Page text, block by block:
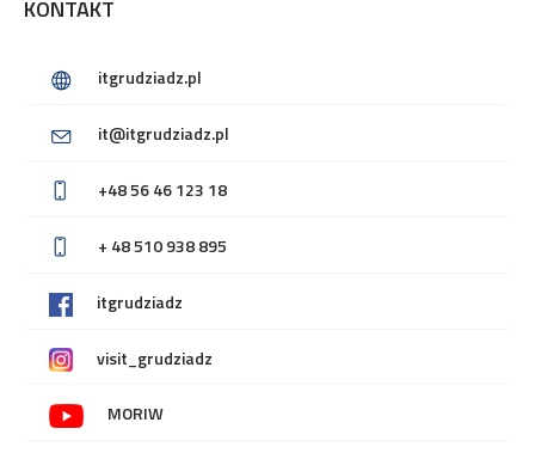
KONTAKT
itgrudziadz.pl
it@itgrudziadz.pl
+48 56 46 123 18
+ 48 510 938 895
itgrudziadz
visit_grudziadz
MORIW